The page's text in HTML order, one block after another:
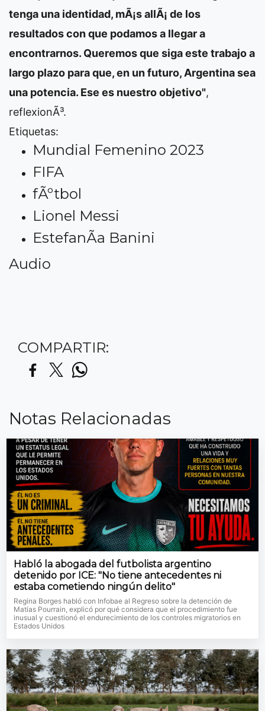
tenga una identidad, mÃ¡s allÃ¡ de los
resultados con que podamos a llegar a
encontrarnos. Queremos que siga este trabajo a
largo plazo para que, en un futuro, Argentina sea
una potencia. Ese es nuestro objetivo",
reflexionÃ³.
Etiquetas:
Mundial Femenino 2023
FIFA
fÃºtbol
Lionel Messi
EstefanÃ­a Banini
Audio
COMPARTIR:
Notas Relacionadas
Habló la abogada del futbolista argentino
detenido por ICE: "No tiene antecedentes ni
estaba cometiendo ningún delito"
Regina Borges habló con Infobae al Regreso sobre la detención de
Matías Pourrain, explicó por qué considera que el procedimiento fue
inusual y cuestionó el endurecimiento de los controles migratorios en
Estados Unidos